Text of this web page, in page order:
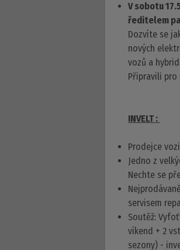
V sobotu
ředitelem
Dozvíte se
nových
vozů a
Připravili
INVELT :
Prodejce
Jedno z
Nechte se
servisem
Soutěž:
víkend + 2
sezony) -